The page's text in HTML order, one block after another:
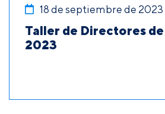
18 de septiembre de 2023
Taller de Directores
2023